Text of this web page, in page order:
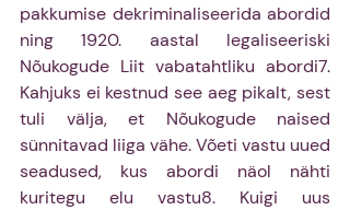
pakkumise dekriminaliseerida abordid
ning 1920. aastal legaliseeriski
Nõukogude Liit vabatahtliku abordi7.
Kahjuks ei kestnud see aeg pikalt, sest
tuli välja, et Nõukogude naised
sünnitavad liiga vähe. Võeti vastu uued
seadused, kus abordi näol nähti
kuritegu elu vastu8. Kuigi uus